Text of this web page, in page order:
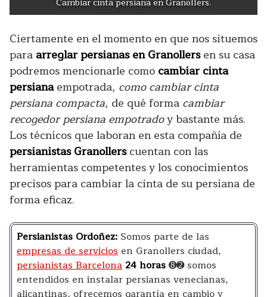
Ciertamente en el momento en que nos situemos
para arreglar persianas en Granollersen su casa
podremos mencionarle como cambiar cinta
persianaempotrada, como cambiar cinta
persiana compacta, de qué forma cambiar
recogedor persiana empotradoy bastante más.
Los técnicos que laboran en esta compañía de
persianistas Granollerscuentan con las
herramientas competentes y los conocimientos
precisos para cambiar la cinta de su persiana de
forma eficaz.
Persianistas Ordoñez: Somos parte de las
empresas de servicios en Granollers ciudad,
persianistas Barcelona 24 horas➑➋ somos
entendidos en instalar persianas venecianas,